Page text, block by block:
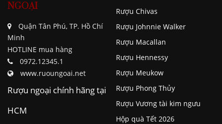
NGOẠI
Quận Tân Phú, TP. Hồ Chí
Minh
HOTLINE mua hàng
0972.12345.1
www.ruoungoai.net
Rượu ngoại chính hãng tại
HCM
Rượu Chivas
Rượu Johnnie Walker
Rượu Macallan
Rượu Hennessy
Rượu Meukow
Rượu Phong Thủy
Rượu Vương tài kim ngưu
Hộp quà Tết 2026